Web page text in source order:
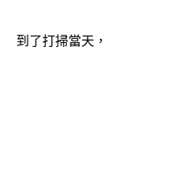
到了打掃當天，